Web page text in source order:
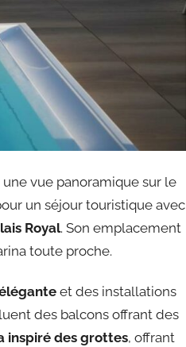
une vue panoramique sur le
un séjour touristique avec
Royal. Son emplacement
toute proche.
et des installations
des balcons offrant des
inspiré des grottes, offrant